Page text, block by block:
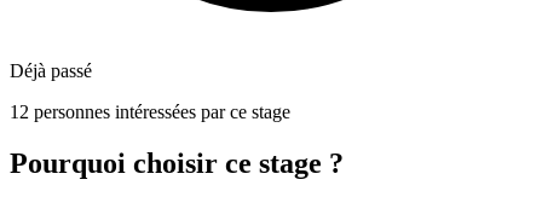
Déjà passé
12 personnes intéressées par ce stage
Pourquoi choisir ce stage ?